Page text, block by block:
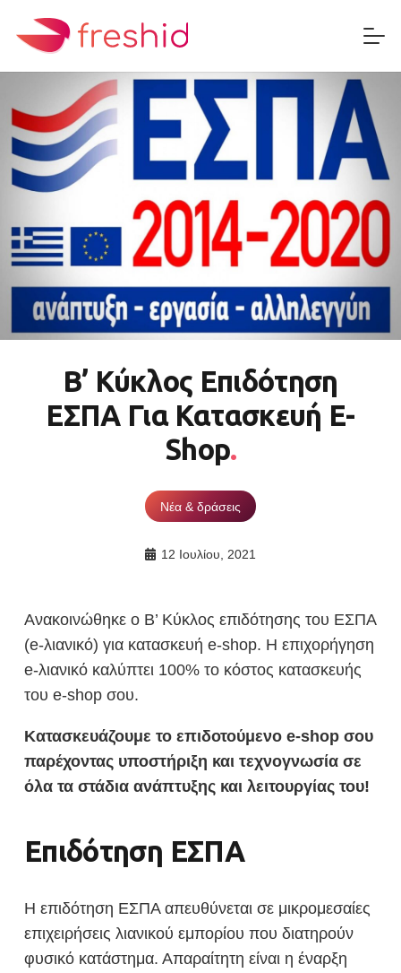
Β’ Κύκλος Επιδότηση
ΕΣΠΑ Για Κατασκευή E-
Shop
Νέα & δράσεις
12 Ιουλίου, 2021
Ανακοινώθηκε ο Β’ Κύκλος επιδότησης του ΕΣΠΑ
(e-λιανικό) για κατασκευή e-shop. Η επιχορήγηση
e-λιανικό καλύπτει 100% το κόστος κατασκευής
του e-shop σου.
Κατασκευάζουμε το επιδοτούμενο e-shop σου
παρέχοντας υποστήριξη και τεχνογνωσία σε
όλα τα στάδια ανάπτυξης και λειτουργίας του!
Επιδότηση ΕΣΠΑ
Η επιδότηση ΕΣΠΑ απευθύνεται σε μικρομεσαίες
επιχειρήσεις λιανικού εμπορίου που διατηρούν
φυσικό κατάστημα. Απαραίτητη είναι η έναρξη